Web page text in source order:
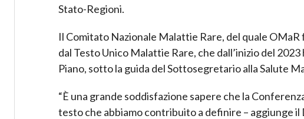
Stato-Regioni.
Il Comitato Nazionale Malattie Rare, del quale OMaR
dal Testo Unico Malattie Rare, che dall’inizio del
Piano, sotto la guida del Sottosegretario alla Salute
“È una grande soddisfazione sapere che la
testo che abbiamo contribuito a definire – aggiunge